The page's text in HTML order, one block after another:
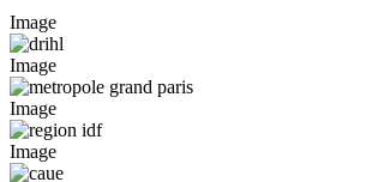
Image
Image
Image
Image